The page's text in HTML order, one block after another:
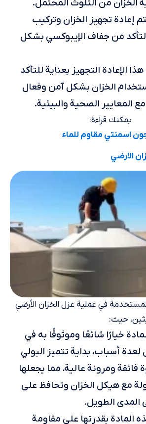
الخزان من التلوث المحتمل.
إعادة تجهيز الخزان وتركيب
من جفاف الإيبوكسي بشكل
الإعادة التجهيز بعناية للتأكد
الخزان بشكل آمن وفعال
المعايير الصحية والبيئية.
يمكنك قراءة:
اسمنتي مقاوم للماء
الارضي
في عملية عزل الخزان الأرضي
حيث:
خيارًا شائعًا وموثوقًا به في
أسباب، بداية تتميز البولي
فائقة ومرونة عالية، مما يجعلها
مع هيكل الخزان وتحافظ على
المدى الطويل.
المادة بقدرتها على مقاومة